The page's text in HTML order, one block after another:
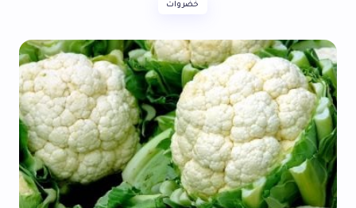
خضروات